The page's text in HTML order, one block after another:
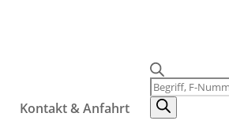
Kontakt & Anfahrt
Products
search